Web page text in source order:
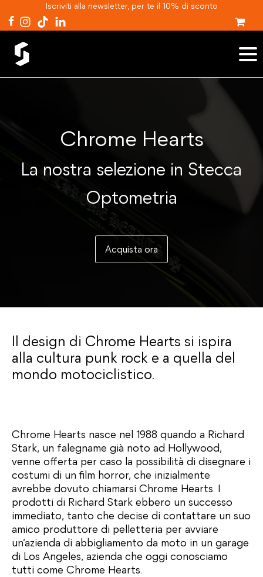
Iscriviti alla newsletter, per te il 10% di sconto
Chrome Hearts
La nostra selezione in Stecca
Optometria
Acquista ora
Il design di Chrome Hearts si ispira
alla cultura punk rock e a quella del
mondo motociclistico.
Chrome Hearts nasce nel 1988 quando a Richard
Stark, un falegname già noto ad Hollywood,
venne offerta per caso la possibilità di disegnare i
costumi di un film horror, che inizialmente
avrebbe dovuto chiamarsi Chrome Hearts. I
prodotti di Richard Stark ebbero un successo
immediato, tanto che decise di contattare un suo
amico produttore di pelletteria per avviare
un’azienda di abbigliamento da moto in un garage
di Los Angeles, azienda che oggi conosciamo
tutti come Chrome Hearts.